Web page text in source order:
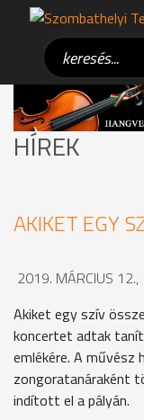
HÍREK
AKIKET EGY
2019. MÁRCIUS
Akiket egy szív
koncertet adtak
emlékére. A művész
zongoratanáraként
indított el a pályán.